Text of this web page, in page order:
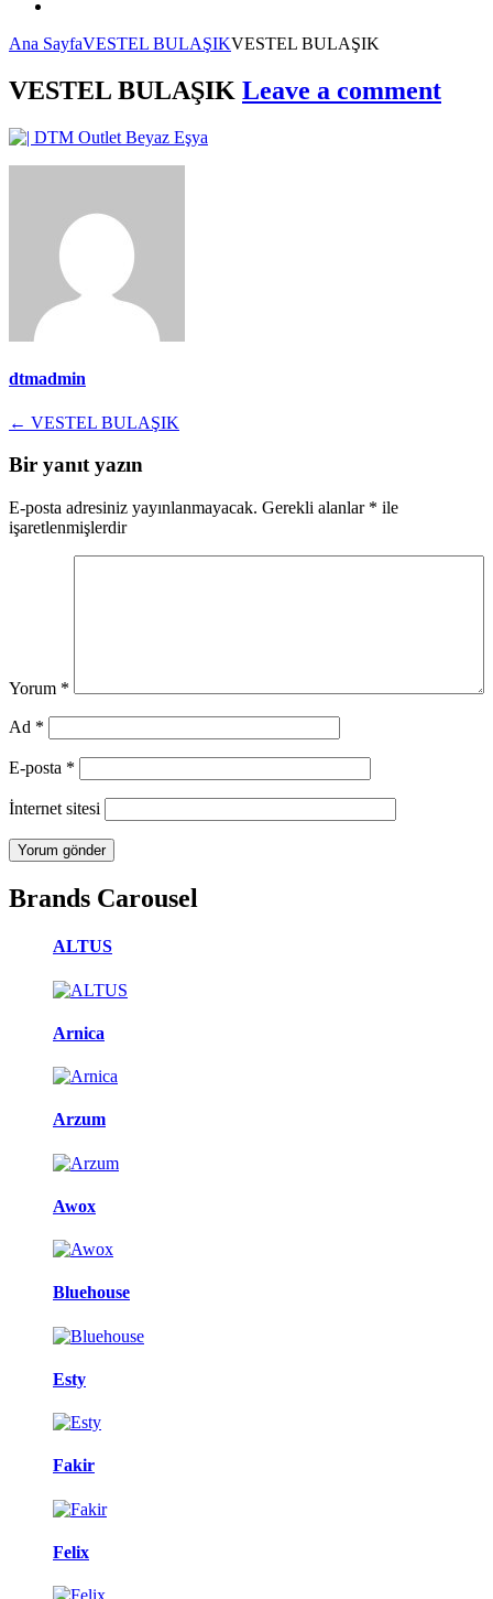
Ana SayfaVESTEL BULAŞIKVESTEL BULAŞIK
VESTEL BULAŞIK Leave a comment
dtmadmin
Yazı
gezinmesi
← VESTEL BULAŞIK
Bir yanıt yazın
E-posta adresiniz yayınlanmayacak. Gerekli alanlar * ile
işaretlenmişlerdir
Yorum *
Ad *
E-posta *
İnternet sitesi
Brands Carousel
ALTUS
Arnica
Arzum
Awox
Bluehouse
Esty
Fakir
Felix